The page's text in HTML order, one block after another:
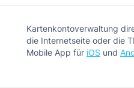
Kartenkontoverwaltung
die Internetseite oder die
Mobile App für iOS und